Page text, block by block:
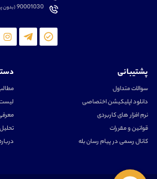
90001030(بدون
پشتیبانی
سوالات متداول
دانلود اپلیکیشن اختصاصی
نرم افزار های کاربردی
قوانین و مقررات
کانال رسمی در پیام رسان بله